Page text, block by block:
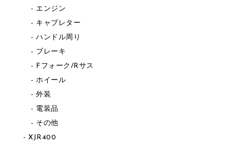
エンジン
キャブレター
ハンドル周り
ブレーキ
Fフォーク/Rサス
ホイール
外装
電装品
その他
XJR400